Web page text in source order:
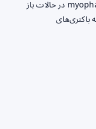
ساختارهای کامل فاژ myophage phi۹۲ در حالات باز
باکتری‌های